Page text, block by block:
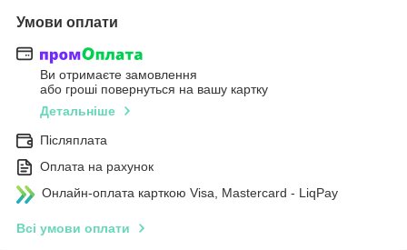
Умови оплати
Ви отримаєте замовлення
або гроші повернуться на вашу картку
Детальніше
Післяплата
Оплата на рахунок
Онлайн-оплата карткою Visa, Mastercard - LiqPay
Всі умови оплати